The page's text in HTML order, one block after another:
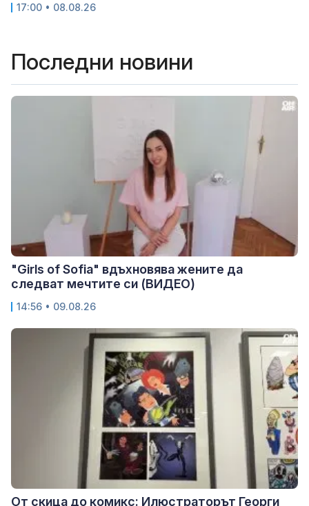
17:00 • 08.08.26
Последни новини
"Girls of Sofia" вдъхновява жените да
следват мечтите си (ВИДЕО)
14:56 • 09.08.26
От скица до комикс: Илюстраторът Георги